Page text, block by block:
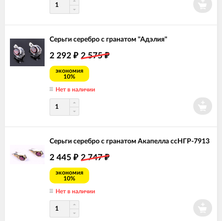
Серьги серебро с гранатом "Адэлия"
2 292 ₽ 2 575₽
экономия
10%
Нет в наличии
Серьги серебро с гранатом Акапелла ссНГР-7913
2 445 ₽ 2 747₽
экономия
10%
Нет в наличии